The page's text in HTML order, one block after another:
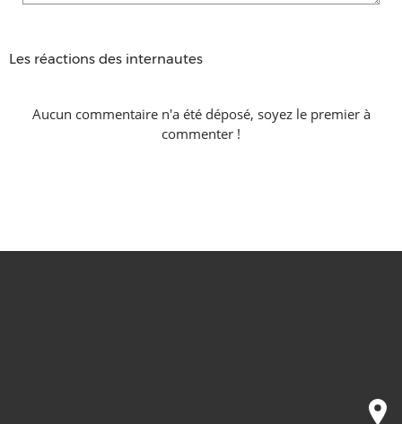
Les réactions des internautes
Aucun commentaire n'a été déposé, soyez le premier à
commenter !